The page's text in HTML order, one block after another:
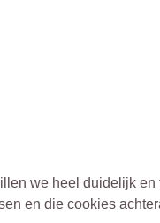
we heel duidelijk en
en die cookies